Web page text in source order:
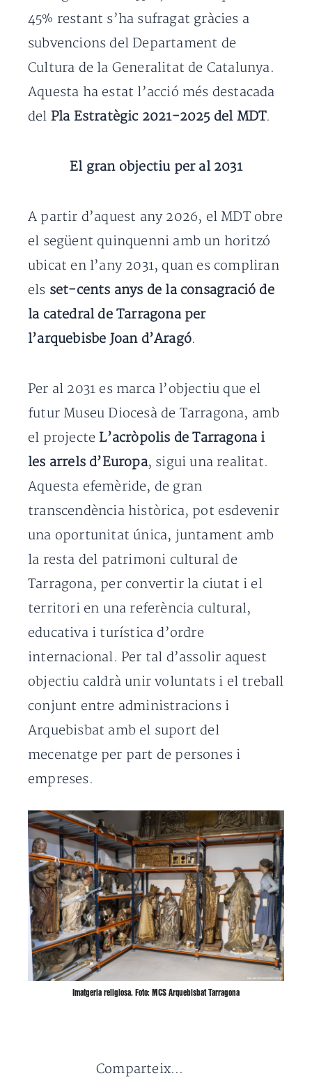
45% restant s’ha sufragat gràcies a
subvencions del Departament de
Cultura de la Generalitat de Catalunya.
Aquesta ha estat l’acció més destacada
del Pla Estratègic 2021-2025 del MDT.
El gran objectiu per al 2031
A partir d’aquest any 2026, el MDT obre
el següent quinquenni amb un horitzó
ubicat en l’any 2031, quan es compliran
els set-cents anys de la consagració de
la catedral de Tarragona per
l’arquebisbe Joan d’Aragó.
Per al 2031 es marca l’objectiu que el
futur Museu Diocesà de Tarragona, amb
el projecte L’acròpolis de Tarragona i
les arrels d’Europa, sigui una realitat.
Aquesta efemèride, de gran
transcendència històrica, pot esdevenir
una oportunitat única, juntament amb
la resta del patrimoni cultural de
Tarragona, per convertir la ciutat i el
territori en una referència cultural,
educativa i turística d’ordre
internacional. Per tal d’assolir aquest
objectiu caldrà unir voluntats i el treball
conjunt entre administracions i
Arquebisbat amb el suport del
mecenatge per part de persones i
empreses.
Imatgeria religiosa. Foto: MCS Arquebisbat Tarragona
Comparteix...